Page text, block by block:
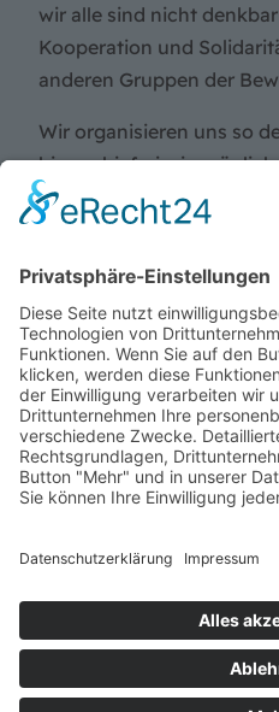
wir alle sind nicht
Kooperation und
anderen Gruppen der
Wir organisieren uns so
hierarchiefrei wie
über alle, die unser
mit uns aktiv sein wollen!
SUCHE
Search
Datenschutz / Impressum